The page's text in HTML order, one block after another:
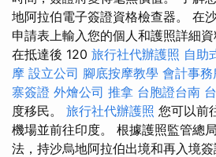
地阿拉伯電子簽證資格檢查器。 在
申請表上輸入您的個人和護照詳細
在抵達後 120 旅行社代辦護照 自助
摩 設立公司 腳底按摩教學 會計事務
寨簽證 外燴公司 推拿 台胞證台南
度移民。 旅行社代辦護照 您可以前
機場並前往印度。 根據護照監管總
法，持沙烏地阿拉伯出境和再入境